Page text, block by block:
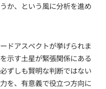
か、という風に分析を進め
ドアスペクトが挙げられま
示す土星が緊張関係にある
ずしも賢明な判断ではない
を、有意義で役立つ方向に